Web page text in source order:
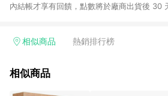
內結帳才享有回饋，點數將於廠商出貨後 30
黃金鑽飾/精品相關/3C數位(含周邊)/家電視聽
饋%」，將於訂單成立後由「LINE購物通知」
相似商品 熱銷排行榜
相似商品